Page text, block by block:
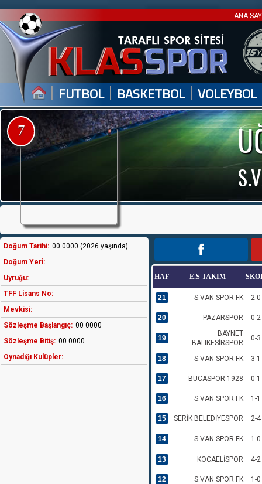
ANA
| FUTBOL | BASKETBOL | VOLEYBOL
7
Doğum Tarihi: 00 0000 (2026 yaşında)
Doğum Yeri:
Uyruğu:
TFF Lisans No:
Mevkisi:
Sözleşme Başlangıç: 00 0000
Sözleşme Bitiş: 00 0000
Oynadığı Kulüpler:
HAF E.S TAKIM
21 S.VAN SPOR FK 2-0
20 PAZARSPOR 0-2
19
BAYNET
BALIKESİRSPOR
0-3
18 S.VAN SPOR FK 3-1
17 BUCASPOR 1928 0-1
16 S.VAN SPOR FK 1-1
15 SERİK BELEDİYESPOR 2-4
14 S.VAN SPOR FK 1-0
13 KOCAELİSPOR 4-2
12 S.VAN SPOR FK 1-0